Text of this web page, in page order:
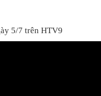
5/7 trên HTV9